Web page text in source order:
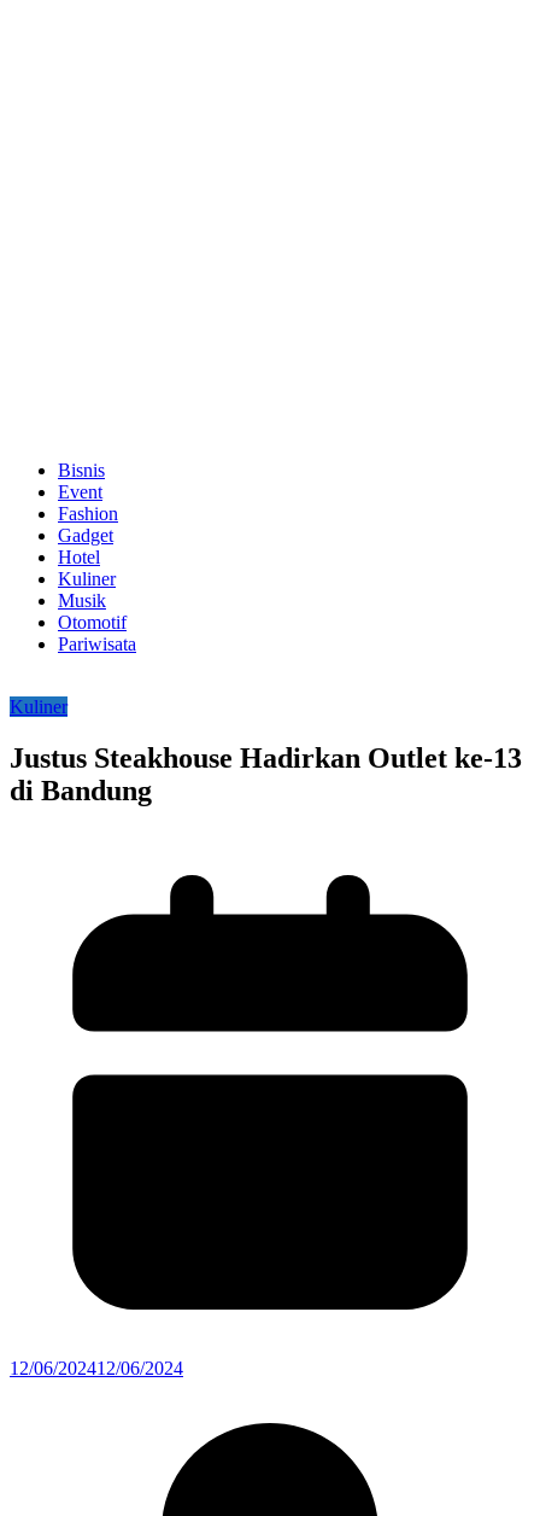
Bisnis
Event
Fashion
Gadget
Hotel
Kuliner
Musik
Otomotif
Pariwisata
Kuliner
Justus Steakhouse Hadirkan Outlet ke-13
di Bandung
12/06/202412/06/2024